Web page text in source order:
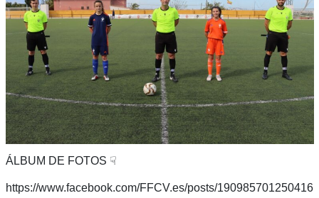
ÁLBUM DE FOTOS ☟
https://www.facebook.com/FFCV.es/posts/190985701250416